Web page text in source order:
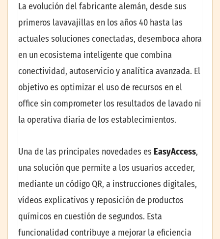
La evolución del fabricante alemán, desde sus
primeros lavavajillas en los años 40 hasta las
actuales soluciones conectadas, desemboca ahora
en un ecosistema inteligente que combina
conectividad, autoservicio y analítica avanzada. El
objetivo es optimizar el uso de recursos en el
office sin comprometer los resultados de lavado ni
la operativa diaria de los establecimientos.
Una de las principales novedades es EasyAccess,
una solución que permite a los usuarios acceder,
mediante un código QR, a instrucciones digitales,
vídeos explicativos y reposición de productos
químicos en cuestión de segundos. Esta
funcionalidad contribuye a mejorar la eficiencia